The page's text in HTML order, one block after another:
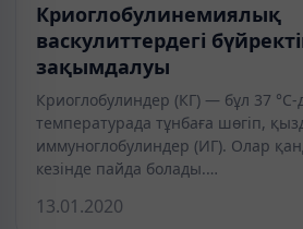
Криоглобулинемиялық
васкулиттердегі
зақымдалуы
Криоглобулиндер (КГ) — бұл 37
температурада тұнбаға шөгіп,
иммуноглобулиндер (ИГ). Олар
кезінде пайда болады.…
13.01.2020